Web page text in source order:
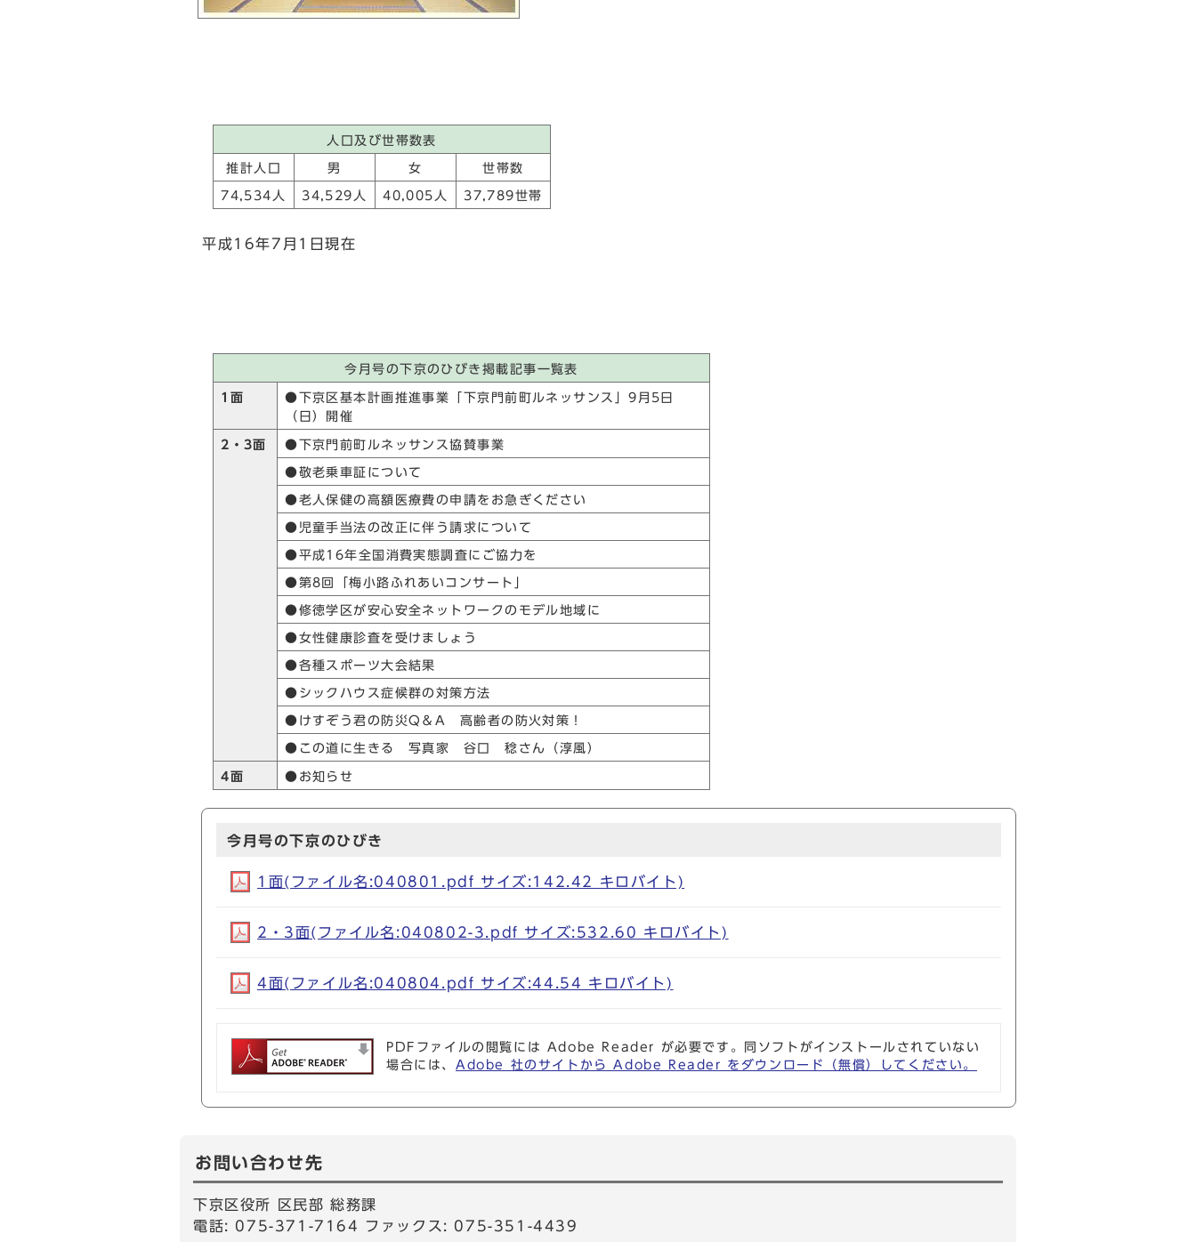
人口及び世帯数表
推計人口 男 女 世帯数
74,534人 34,529人 40,005人 37,789世帯
平成16年7月1日現在
今月号の下京のひびき掲載記事一覧表
1面
●下京区基本計画推進事業「下京門前町ルネッサンス」9月5日
（日）開催
2・3面 ●下京門前町ルネッサンス協賛事業
●敬老乗車証について
●老人保健の高額医療費の申請をお急ぎください
●児童手当法の改正に伴う請求について
●平成16年全国消費実態調査にご協力を
●第8回「梅小路ふれあいコンサート」
●修徳学区が安心安全ネットワークのモデル地域に
●女性健康診査を受けましょう
●各種スポーツ大会結果
●シックハウス症候群の対策方法
●けすぞう君の防災Q＆A 高齢者の防火対策！
●この道に生きる 写真家 谷口 稔さん（淳風）
4面 ●お知らせ
今月号の下京のひびき
1面(ファイル名:040801.pdf サイズ:142.42 キロバイト)
2・3面(ファイル名:040802-3.pdf サイズ:532.60 キロバイト)
4面(ファイル名:040804.pdf サイズ:44.54 キロバイト)
PDFファイルの閲覧には Adobe Reader が必要です。同ソフトがインストールされていない
場合には、 Adobe 社のサイトから Adobe Reader をダウンロード（無償）してください。
お問い合わせ先
下京区役所 区民部 総務課
電話: 075-371-7164 ファックス: 075-351-4439